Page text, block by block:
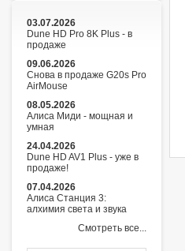
03.07.2026
Dune HD Pro 8K Plus - в
продаже
09.06.2026
Снова в продаже G20s Pro
AirMouse
08.05.2026
Алиса Миди - мощная и
умная
24.04.2026
Dune HD AV1 Plus - уже в
продаже!
07.04.2026
Алиса Станция 3:
алхимия света и звука
Смотреть все...